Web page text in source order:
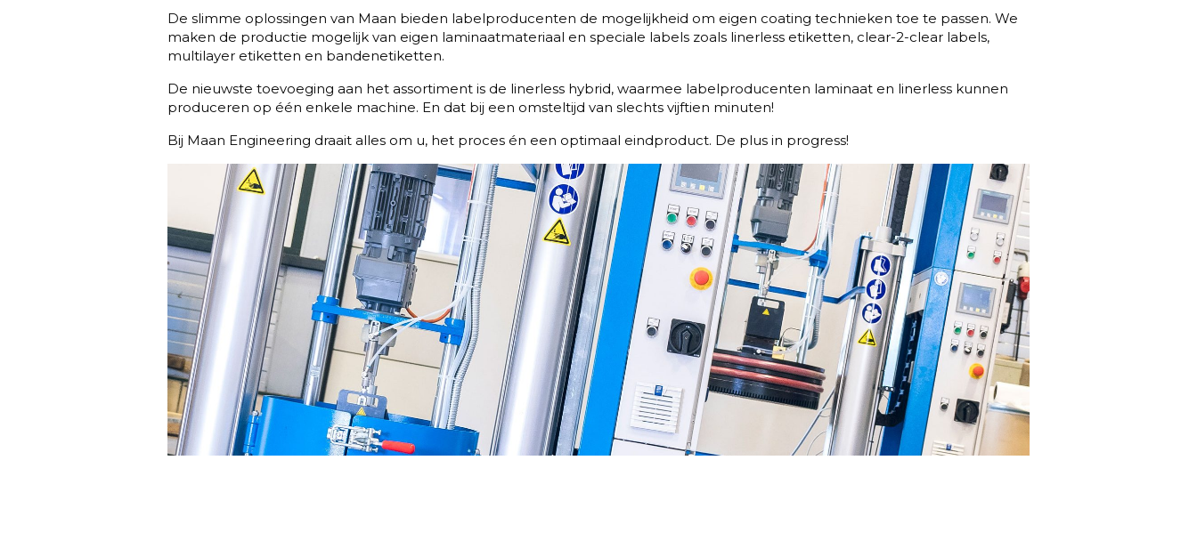
De slimme oplossingen van Maan bieden labelproducenten de mogelijkheid om eigen coating technieken toe te passen. We
maken de productie mogelijk van eigen laminaatmateriaal en speciale labels zoals linerless etiketten, clear-2-clear labels,
multilayer etiketten en bandenetiketten.
De nieuwste toevoeging aan het assortiment is de linerless hybrid, waarmee labelproducenten laminaat en linerless kunnen
produceren op één enkele machine. En dat bij een omsteltijd van slechts vijftien minuten!
Bij Maan Engineering draait alles om u, het proces én een optimaal eindproduct. De plus in progress!